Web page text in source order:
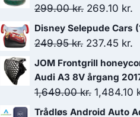
var:
299.00kr. Den
oprindelige
pris
299.00 kr..
269.10 kr.
Disney Selepude Cars
249.95kr. Den
oprindelige
pris
var:
249.95 kr..
237.45 kr.
JOM Frontgrill
Audi A3 8V årgang
1,649.00kr. Den
1,484.10
Trådløs Android Auto